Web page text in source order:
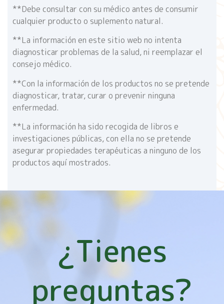
**Debe consultar con su médico antes de consumir
cualquier producto o suplemento natural.
**La información en este sitio web no intenta
diagnosticar problemas de la salud, ni reemplazar el
consejo médico.
**Con la información de los productos no se pretende
diagnosticar, tratar, curar o prevenir ninguna
enfermedad.
**La información ha sido recogida de libros e
investigaciones públicas, con ella no se pretende
asegurar propiedades terapéuticas a ninguno de los
productos aquí mostrados.
¿Tienes
preguntas?